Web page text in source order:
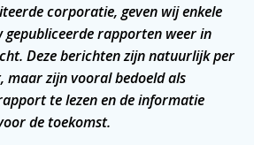
corporatie, geven wij enkele
gepubliceerde rapporten weer in
Deze berichten zijn natuurlijk per
maar zijn vooral bedoeld als
te lezen en de informatie
de toekomst.